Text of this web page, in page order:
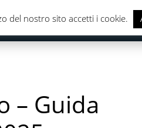
SALUTE & CURA DELLA
– Guida
del nostro sito accetti i cookie.